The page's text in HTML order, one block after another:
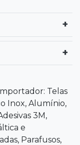
Telas
Inox, Alumínio,
3M,
e
Parafusos,